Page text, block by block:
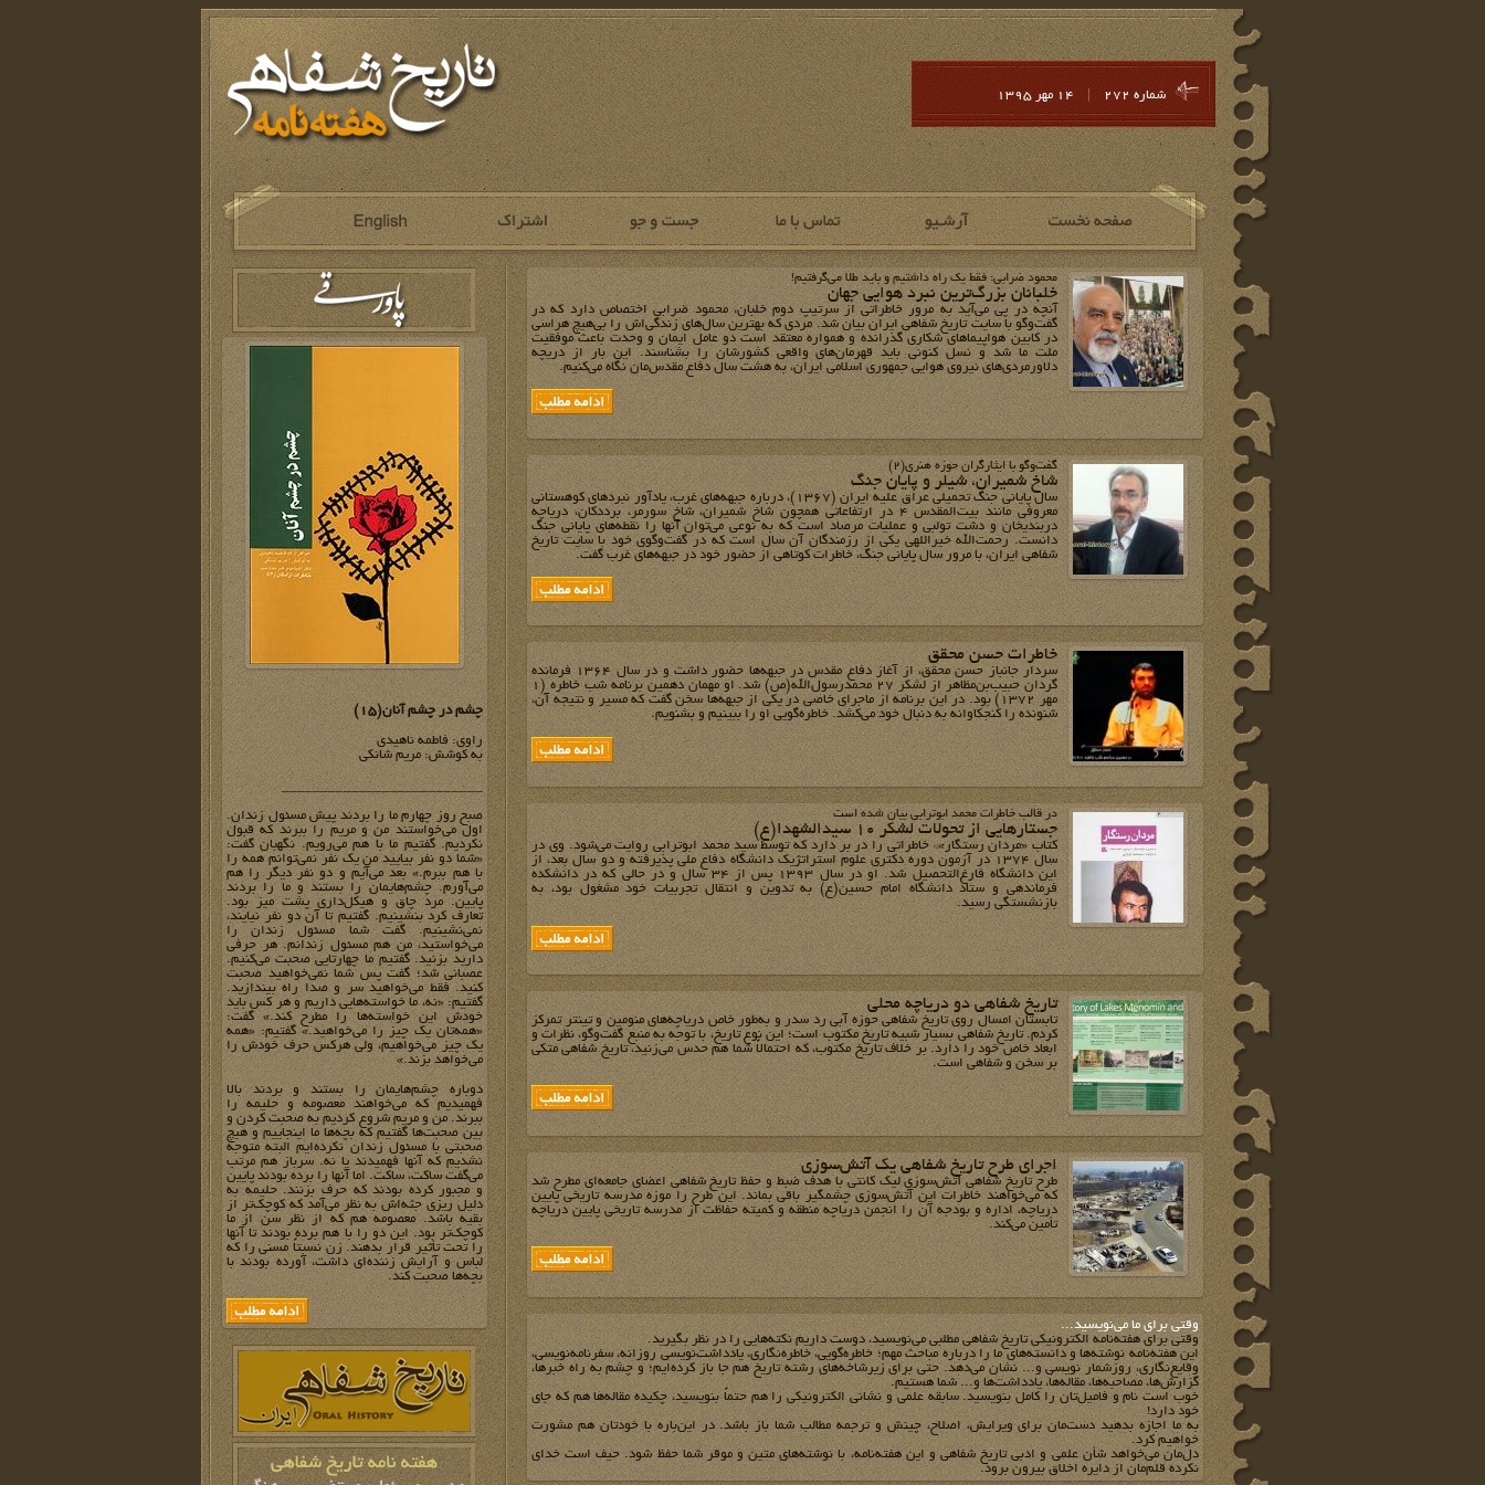
شماره 272
محمود ضرابی: فقط یک راه داشتیم و باید طلا می‌گرفتیم!
خلبانان بزرگ‌ترین نبرد‌ هوایی جهان
آنچه در پی می‌آید به مرور خاطراتی از سرتیپ دوم خلبان، محمود ضرابی اختصاص دارد که در
گفت‌وگو با سایت تاریخ شفاهی ایران بیان شد. مردی که بهترین سال‌های زندگی‌اش را بی‌هیچ هراسی
در کابین هواپیماهای شکاری گذرانده و همواره معتقد است دو عامل ایمان و وحدت باعث موفقیت
ملت ما شد و نسل کنونی باید قهرمان‌های واقعی کشورشان را بشناسند. این بار از دریچه
دلاورمردی‌های نیروی هوایی جمهوری اسلامی ایران، به هشت سال دفاع مقدس‎‌مان نگاه می‌کنیم.
گفت‌وگو با ایثارگران حوزه هنری(2)
شاخ شمیران، شیلر و پایان جنگ
سال‌ پایانی جنگ تحمیلی عراق علیه ایران (1367)، درباره جبهه‌های غرب، یادآور نبردهای کوهستانی
معروفی مانند بیت‌المقدس 4 در ارتفاعاتی همچون شاخ شمیران، شاخ سورمر، برددکان، دریاچه
دربندیخان و دشت تولبی و عملیات مرصاد است که به نوعی می‌توان آنها را نقطه‌های پایانی جنگ
دانست. رحمت‌الله خیراللهی یکی از رزمندگان آن سال است که در گفت‌وگوی خود با سایت تاریخ
شفاهی ایران، با مرور سال پایانی جنگ، خاطرات کوتاهی از حضور خود در جبهه‌های غرب گفت.
خاطرات حسن محقق
سردار جانباز حسن محقق، از آغاز دفاع مقدس در جبهه‌ها حضور داشت و در سال 1364 فرمانده
گردان حبیب‌بن‌مظاهر از لشکر 27 محمدرسول‌الله(ص) شد. او مهمان دهمین برنامه شب خاطره (1
مهر 1372) بود. در این برنامه از ماجرای خاصی در یکی از جبهه‌ها سخن گفت که مسیر و نتیجه آن،
شنونده را کنجکاوانه به دنبال خود می‌کشد. خاطره‌گویی او را ببینیم و بشنویم.
در قالب خاطرات محمد ابوترابی بیان شده است
جستارهایی از تحولات لشکر 10 سیدالشهدا(ع)
کتاب «مردان رستگار»* خاطراتی را در بر دارد که توسط سید محمد ابوترابی روایت می‌شود. وی در
سال 1374 در آزمون دوره دکتری علوم استراتژیک دانشگاه دفاع ملی پذیرفته و دو سال بعد، از
این دانشگاه فارغ‌التحصیل شد. او در سال 1393 پس از 34 سال و در حالی که در دانشکده
فرماندهی و ستاد دانشگاه امام حسین(ع) به تدوین و انتقال تجربیات خود مشغول بود، به
بازنشستگی رسید.
تاریخ شفاهی دو دریاچه محلی
تابستان امسال روی تاریخ شفاهی حوزه آبی رد سدر و به‌طور خاص دریاچه‌های منومین و تینتر تمرکز
کردم. تاریخ شفاهی بسیار شبیه تاریخ مکتوب است؛ این نوع تاریخ، با توجه به منبع گفت‌وگو، نظرات و
ابعاد خاص خود را دارد. بر خلاف تاریخ مکتوب، که احتمالاً شما هم حدس می‌زنید، تاریخ شفاهی متکی
بر سخن و شفاهی است.
اجرای طرح تاریخ شفاهی یک آتش‌سوزی
طرح تاریخ شفاهی آتش‌سوزی لیک کانتی با هدف ضبط و حفظ تاریخ شفاهی اعضای جامعه‌ای مطرح شد
که می‌خواهند خاطرات این آتش‌سوزی چشمگیر باقی بماند. این طرح را موزه مدرسه تاریخی پایین
دریاچه، اداره و بودجه آن را انجمن دریاچه منطقه و کمیته حفاظت از مدرسه تاریخی پایین دریاچه
تأمین می‌کند.
وقتي براي ما مي‌نويسيد...
وقتي براي هفته‌نامه الکترونيکي تاريخ شفاهي مطلبي مي‌نويسيد، دوست داريم نکته‌هايي را در نظر بگيريد.
اين هفته‌نامه نوشته‌ها و دانسته‌هاي ما را درباره مباحث مهم؛ خاطره‌گويي، خاطره‌نگاري، يادداشت‌نويسي روزانه، سفرنامه‌نويسي،
وقايع‌نگاري، روزشمار نويسي و... نشان مي‌دهد. حتي براي زيرشاخه‌هاي رشته تاريخ هم جا باز کرده‌ايم؛ و چشم به راه خبرها،
گزارش‌ها، مصاحبه‌ها، مقاله‌ها، يادداشت‌ها و... شما هستيم.
خوب است نام و فاميل‌تان را کامل بنويسيد. سابقه علمي و نشاني الکترونيکي را هم حتماً بنويسيد، چکيده مقاله‌ها هم که جاي
خود دارد!
به ما اجازه بدهيد دست‌مان براي ويرايش، اصلاح، چينش و ترجمه مطالب شما باز باشد. در اين‌باره با خودتان هم مشورت
خواهيم کرد.
دل‌مان مي‌خواهد شأن علمي و ادبي تاريخ شفاهي و اين هفته‌نامه، با نوشته‌هاي متين و موقر شما حفظ شود. حيف است خداي
نکرده قلم‌مان از دايره اخلاق بيرون برود.
چشم در چشم آنان(15)
راوی: فاطمه ناهیدی
به کوشش: مریم شانکی
__________________________
صبح روز چهارم ما را بردند پیش مسئول زندان.
اول می‌خواستند من و مریم را ببرند که قبول
نکردیم. گفتیم ما با هم می‌رویم. نگهبان گفت:
«شما دو نفر بیایید من یک نفر نمی‌توانم همه را
با هم ببرم.» بعد می‌آیم و دو نفر دیگر را هم
می‌آورم. چشم‌هایمان را بستند و ما را بردند
پایین. مرد چاق و هیکل‌داری پشت میز بود.
تعارف کرد بنشینیم. گفتیم تا آن دو نفر نیایند،
نمی‌نشینیم. گفت شما مسئول زندان را
می‌خواستید،‌ من هم مسئول زندانم. هر حرفی
دارید بزنید. گفتیم ما چهارتایی صحبت می‌کنیم.
عصبانی شد؛ گفت پس شما نمی‌خواهید صحبت
کنید. فقط می‌‌خواهید سر و صدا راه بیندازید.
گفتیم: «نه، ما خواسته‌هایی داریم و هر کس باید
خودش این خواسته‌ها را مطرح کند.» گفت:
«همه‌تان یک چیز را می‌خواهید.» گفتیم: «همه
یک چیز می‌خواهیم، ولی هرکس حرف خودش را
می‌خواهد بزند.»
دوباره چشم‌هایمان را بستند و بردند بالا
فهمیدیم که می‌خواهند معصومه و حلیمه را
ببرند. من و مریم شروع کردیم به صحبت کردن و
بین صحبت‌ها گفتیم که بچه‌ها ما اینجاییم و هیچ
صحبتی با مسئول زندان نکرده‌ایم البته متوجه
نشدیم که آنها فهمیدند یا نه. سرباز هم مرتب
می‌گفت ساکت، ساکت. اما آنها را برده بودند پایین
و مجبور کرده بودند که حرف بزنند. حلیمه به
دلیل ریزی جثه‌اش به نظر می‌آمد که کوچک‌تر از
بقیه باشد. معصومه هم که از نظر سن از ما
کوچک‌تر بود. این دو را با هم برده بودند تا آنها
را تحت تأثیر قرار بدهند. زن نسبتاً مسنی را که
لباس و آرایش زننده‌ای داشت، آورده بودند با
بچه‌ها صحبت کند.